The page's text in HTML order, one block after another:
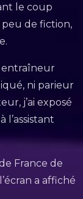
le coup
peu de fiction,
entraîneur
ni parieur
j’ai exposé
l’assistant
France de
a affiché